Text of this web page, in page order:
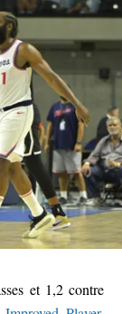
et 1,2 contre